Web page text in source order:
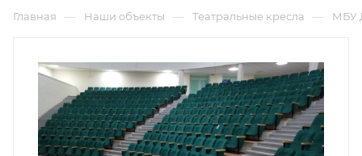
Главная — Наши объекты — Театральные кресла — МБУ